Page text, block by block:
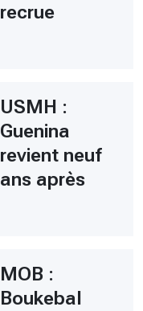
recrue
USMH :
Guenina
revient neuf
ans après
MOB :
Boukebal